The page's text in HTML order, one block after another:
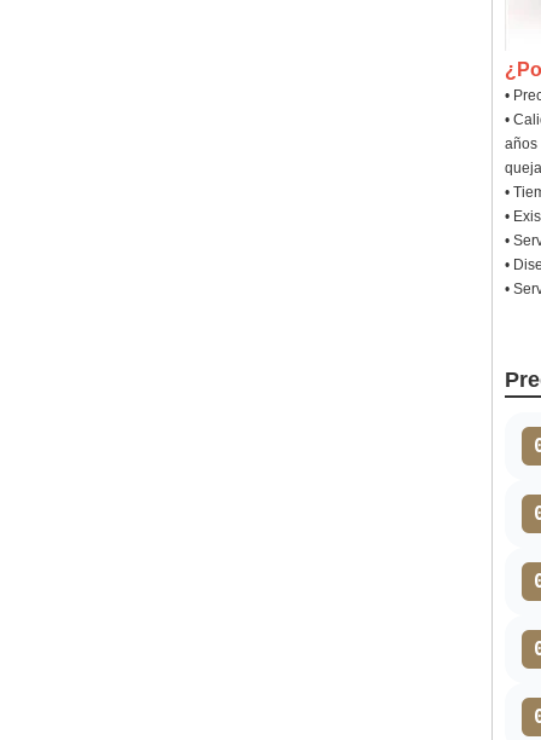
•
•
años
•
•
•
•
•